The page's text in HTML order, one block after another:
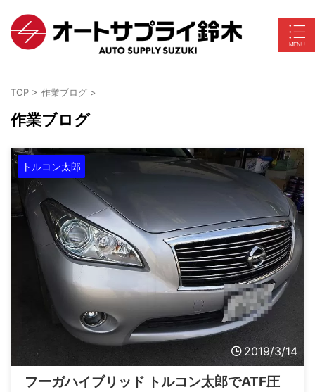
TOP > 作業ブログ >
作業ブログ
トルコン太郎
2019/3/14
フーガハイブリッド トルコン太郎でATF圧